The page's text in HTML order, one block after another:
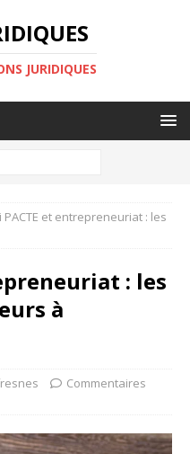
JURIDIQUES
PACTE et entrepreneuriat : les
: les
à
Commentaires